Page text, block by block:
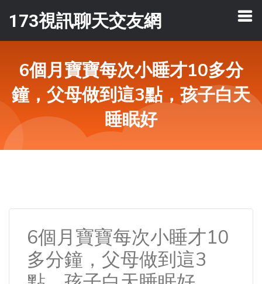
173視訊聊天交友網
6個月寶寶每次小睡才10多分
鐘，父母做到這3點，孩子白天
睡眠好
6個月寶寶每次小睡才10
多分鐘，父母做到這3